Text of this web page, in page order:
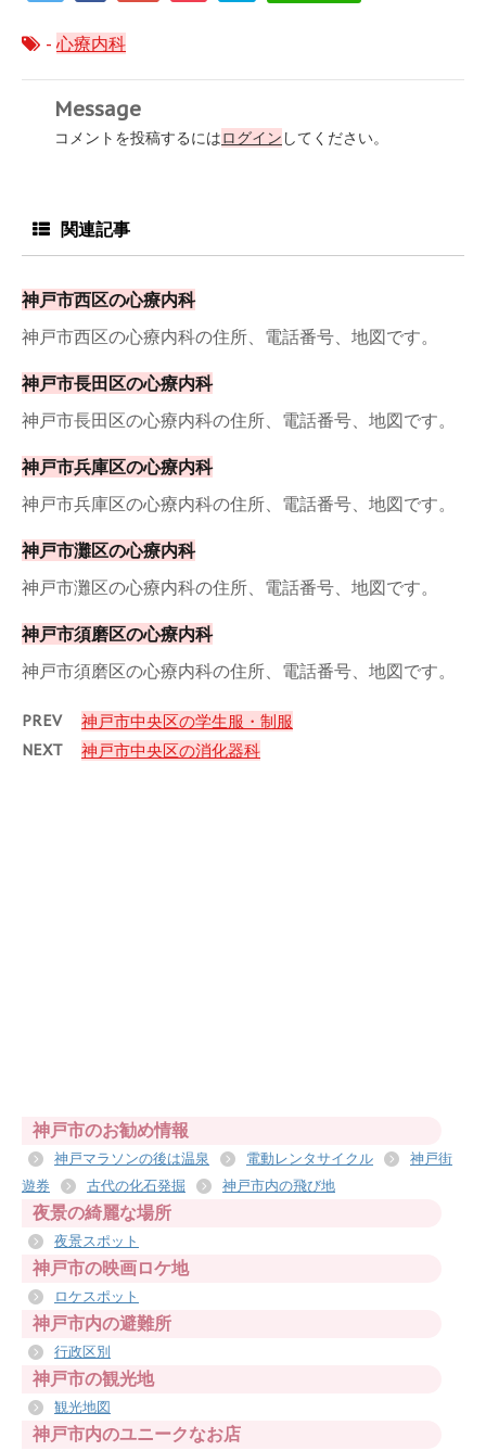
- 心療内科
Message
コメントを投稿するにはログイン してください。
関連記事
神戸市西区の心療内科
神戸市西区の心療内科の住所、電話番号、地図です。
神戸市長田区の心療内科
神戸市長田区の心療内科の住所、電話番号、地図です。
神戸市兵庫区の心療内科
神戸市兵庫区の心療内科の住所、電話番号、地図です。
神戸市灘区の心療内科
神戸市灘区の心療内科の住所、電話番号、地図です。
神戸市須磨区の心療内科
神戸市須磨区の心療内科の住所、電話番号、地図です。
PREV 神戸市中央区の学生服・制服
NEXT 神戸市中央区の消化器科
神戸市のお勧め情報
神戸マラソンの後は温泉 電動レンタサイクル
神戸街
遊券
古代の化石発掘 神戸市内の飛び地
夜景の綺麗な場所
夜景スポット
神戸市の映画ロケ地
ロケスポット
神戸市内の避難所
行政区別
神戸市の観光地
観光地図
神戸市内のユニークなお店